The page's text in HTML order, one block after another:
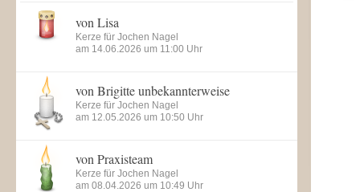
von Lisa
Kerze für Jochen Nagel
am 14.06.2026 um 11:00 Uhr
von Brigitte unbekannterweise
Kerze für Jochen Nagel
am 12.05.2026 um 10:50 Uhr
von Praxisteam
Kerze für Jochen Nagel
am 08.04.2026 um 10:49 Uhr